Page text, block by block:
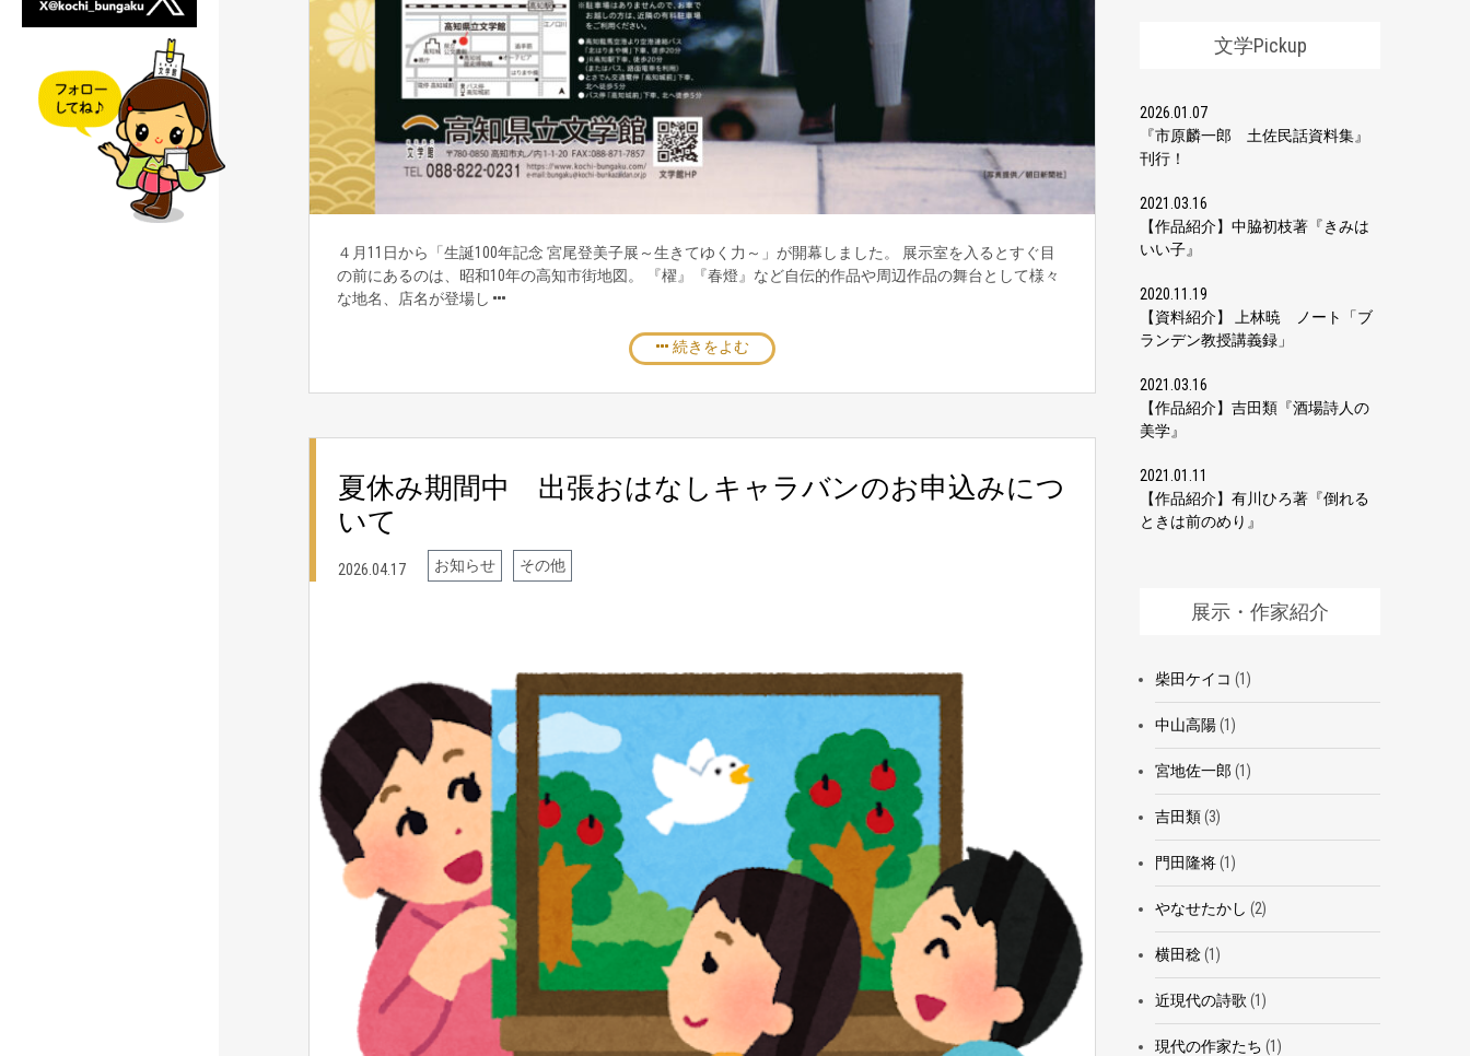
４月11日から「生誕100年記念 宮尾登美子展～生きてゆく力～」が開幕しました。 展示室を入るとすぐ目
の前にあるのは、昭和10年の高知市街地図。 『櫂』『春燈』など自伝的作品や周辺作品の舞台として様々
な地名、店名が登場し
続きをよむ
夏休み期間中 出張おはなしキャラバンのお申込みにつ
いて
2026.04.17 お知らせ その他
文学Pickup
2026.01.07
『市原麟一郎 土佐民話資料集』
刊行！
2021.03.16
【作品紹介】中脇初枝著『きみは
いい子』
2020.11.19
【資料紹介】 上林暁 ノート「ブ
ランデン教授講義録」
2021.03.16
【作品紹介】吉田類『酒場詩人の
美学』
2021.01.11
【作品紹介】有川ひろ著『倒れる
ときは前のめり』
展示・作家紹介
柴田ケイコ (1)
中山高陽(1)
宮地佐一郎 (1)
吉田類(3)
門田隆将(1)
やなせたかし (2)
横田稔(1)
近現代の詩歌 (1)
現代の作家たち (1)